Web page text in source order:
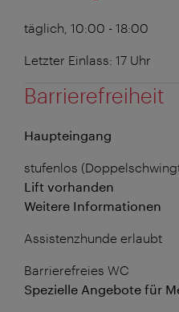
täglich, 10:00 - 18:00
Letzter Einlass: 17 Uhr
Barrierefreiheit
Haupteingang
stufenlos
Lift vorhanden
Weitere Informationen
Assistenzhunde erlaubt
Barrierefreies WC
Spezielle Angebote für